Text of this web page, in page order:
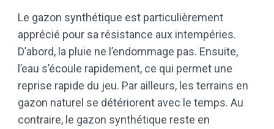
Le gazon synthétique est particulièrement
apprécié pour sa résistance aux intempéries.
D’abord, la pluie ne l’endommage pas. Ensuite,
l’eau s’écoule rapidement, ce qui permet une
reprise rapide du jeu. Par ailleurs, les terrains en
gazon naturel se détériorent avec le temps. Au
contraire, le gazon synthétique reste en